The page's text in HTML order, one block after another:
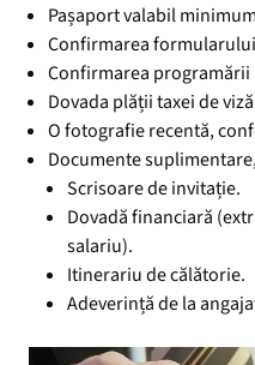
Pașaport valabil
Confirmarea formularului
Confirmarea programării
Dovada plății taxei de viză
O fotografie recentă,
Documente
Scrisoare de invitație.
Dovadă financiară
salariu).
Itinerariu de călătorie.
Adeverință de la